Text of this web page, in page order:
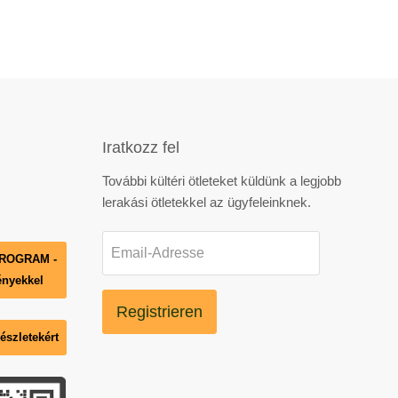
-
Iratkozz fel
További kültéri ötleteket küldünk a legjobb
lerakási ötletekkel az ügyfeleinknek.
Email-Adresse
Registrieren